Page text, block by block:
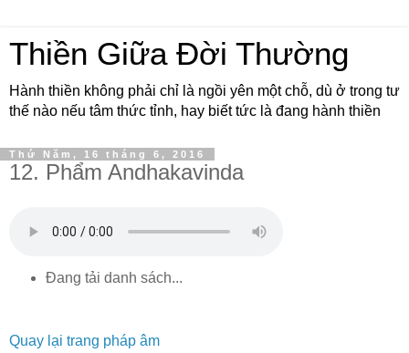
Thiền Giữa Đời Thường
Hành thiền không phải chỉ là ngồi yên một chỗ, dù ở trong tư
thế nào nếu tâm thức tỉnh, hay biết tức là đang hành thiền
Thứ Năm, 16 tháng 6, 2016
12. Phẩm Andhakavinda
Đang tải danh sách...
Quay lại trang pháp âm